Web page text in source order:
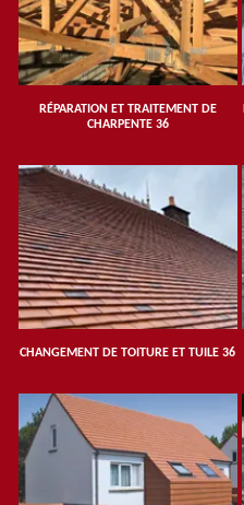
RÉPARATION ET TRAITEMENT DE
CHARPENTE 36
CHANGEMENT DE TOITURE ET TUILE 36